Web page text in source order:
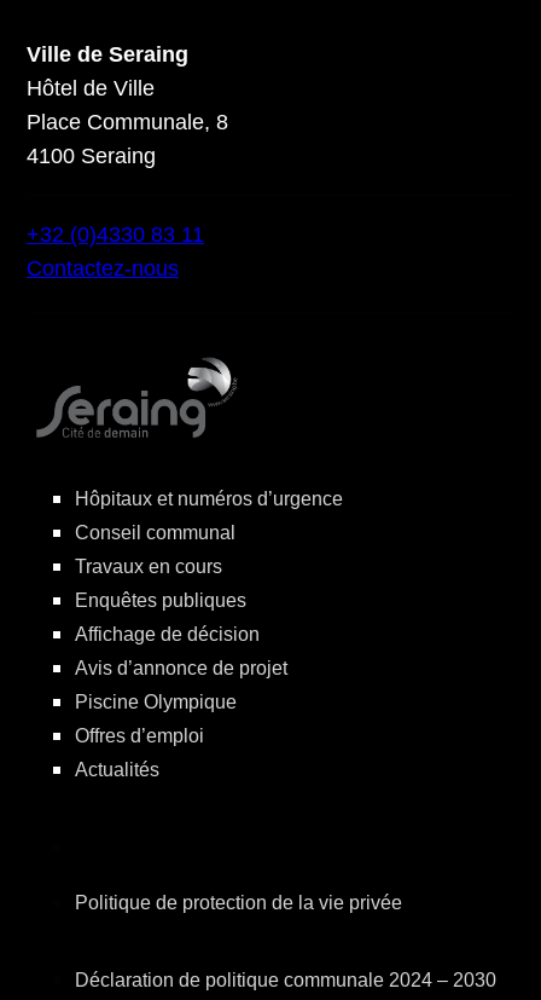
Ville de Seraing
Hôtel de Ville
Place Communale, 8
4100 Seraing
+32 (0)4330 83 11
Contactez-nous
Hôpitaux et numéros d’urgence
Conseil communal
Travaux en cours
Enquêtes publiques
Affichage de décision
Avis d’annonce de projet
Piscine Olympique
Offres d’emploi
Actualités
Politique de protection de la vie privée
Déclaration de politique communale 2024 – 2030